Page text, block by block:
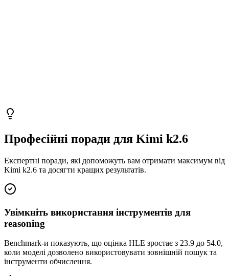
Професійні поради для Kimi k2.6
Експертні поради, які допоможуть вам отримати максимум від
Kimi k2.6 та досягти кращих результатів.
Увімкніть використання інструментів для
reasoning
Benchmark-и показують, що оцінка HLE зростає з 23.9 до 54.0,
коли моделі дозволено використовувати зовнішній пошук та
інструменти обчислення.